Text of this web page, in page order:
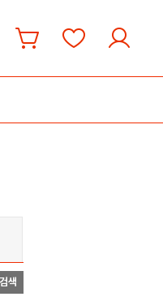
검색